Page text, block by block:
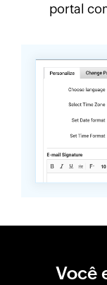
portal
Você